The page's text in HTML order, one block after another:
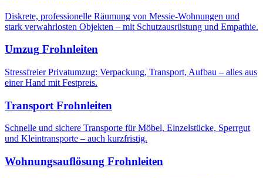
Diskrete, professionelle Räumung von Messie-Wohnungen und
stark verwahrlosten Objekten – mit Schutzausrüstung und Empathie.
Umzug Frohnleiten
Stressfreier Privatumzug: Verpackung, Transport, Aufbau – alles aus
einer Hand mit Festpreis.
Transport Frohnleiten
Schnelle und sichere Transporte für Möbel, Einzelstücke, Sperrgut
und Kleintransporte – auch kurzfristig.
Wohnungsauflösung Frohnleiten